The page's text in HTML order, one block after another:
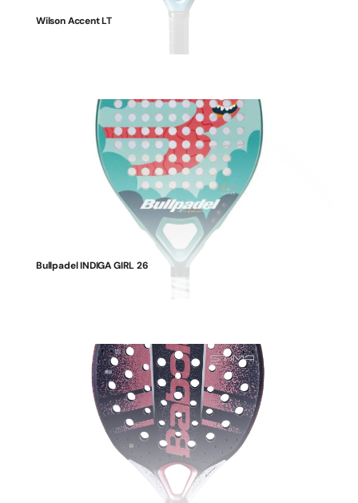
Wilson Accent LT
Bullpadel INDIGA GIRL 26